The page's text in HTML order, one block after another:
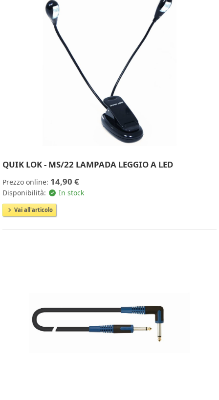
QUIK LOK - MS/22 LAMPADA LEGGIO A LED
Prezzo online: 14,90 €
Disponibilità: In stock
Vai all'articolo